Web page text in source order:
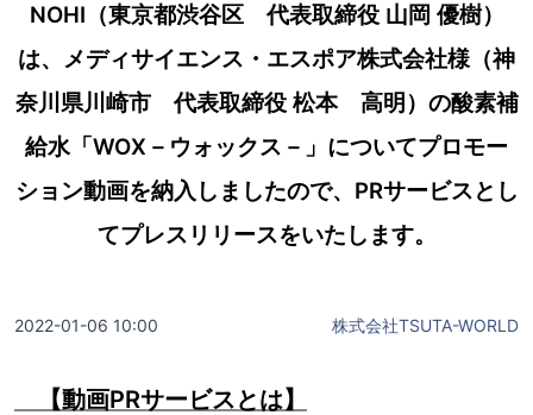
NOHI（東京都渋谷区 代表取締役 山岡 優樹）
は、メディサイエンス・エスポア株式会社様（神
奈川県川崎市 代表取締役 松本 高明）の酸素補
給水「WOX－ウォックス－」についてプロモー
ション動画を納入しましたので、PRサービスとし
てプレスリリースをいたします。
2022-01-06 10:00 株式会社TSUTA-WORLD
【動画PRサービスとは】